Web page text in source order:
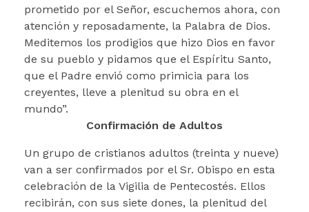
prometido por el Señor, escuchemos ahora, con
atención y reposadamente, la Palabra de Dios.
Meditemos los prodigios que hizo Dios en favor
de su pueblo y pidamos que el Espíritu Santo,
que el Padre envió como primicia para los
creyentes, lleve a plenitud su obra en el
mundo”.
Confirmación de Adultos
Un grupo de cristianos adultos (treinta y nueve)
van a ser confirmados por el Sr. Obispo en esta
celebración de la Vigilia de Pentecostés. Ellos
recibirán, con sus siete dones, la plenitud del